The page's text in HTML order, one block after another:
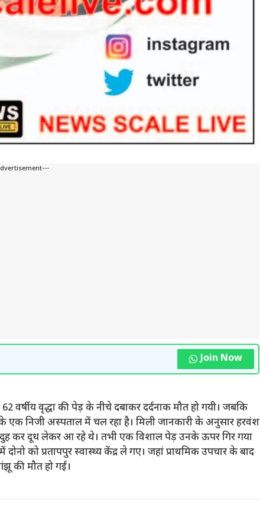
Join Now
62 वर्षीय वृद्धा की पेड़ के नीचे दबाकर दर्दनाक मौत हो गयी। जबकि
एक निजी अस्पताल में चल रहा है। मिली जानकारी के अनुसार हरवंश
दुह कर दूध लेकर आ रहे थे। तभी एक विशाल पेड़ उनके ऊपर गिर गया
को प्रतापपुर स्वास्थ्य केंद्र ले गए। जहां प्राथमिक उपचार के बाद
की मौत हो गई।